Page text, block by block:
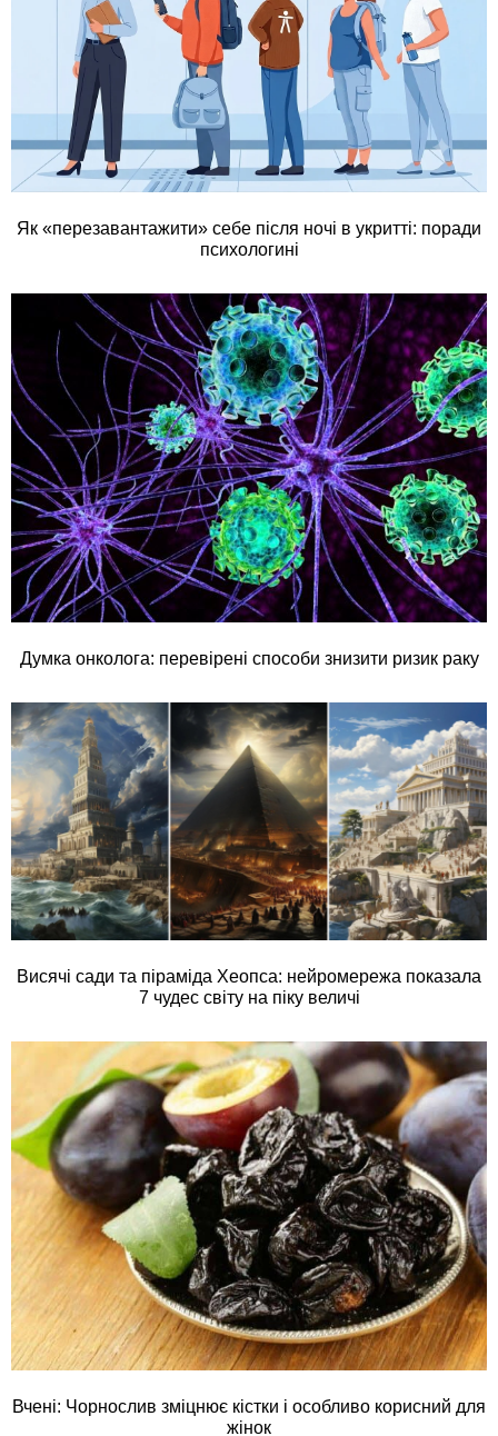
Як «перезавантажити» себе після ночі в укритті: поради
психологині
Думка онколога: перевірені способи знизити ризик раку
Висячі сади та піраміда Хеопса: нейромережа показала
7 чудес світу на піку величі
Вчені: Чорнослив зміцнює кістки і особливо корисний для
жінок